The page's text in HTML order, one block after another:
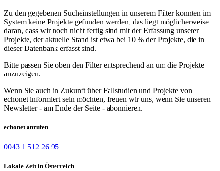
Zu den gegebenen Sucheinstellungen in unserem Filter konnten im
System keine Projekte gefunden werden, das liegt möglicherweise
daran, dass wir noch nicht fertig sind mit der Erfassung unserer
Projekte, der aktuelle Stand ist etwa bei 10 % der Projekte, die in
dieser Datenbank erfasst sind.
Bitte passen Sie oben den Filter entsprechend an um die Projekte
anzuzeigen.
Wenn Sie auch in Zukunft über Fallstudien und Projekte von
echonet informiert sein möchten, freuen wir uns, wenn Sie unseren
Newsletter - am Ende der Seite - abonnieren.
echonet anrufen
0043 1 512 26 95
Lokale Zeit in Österreich